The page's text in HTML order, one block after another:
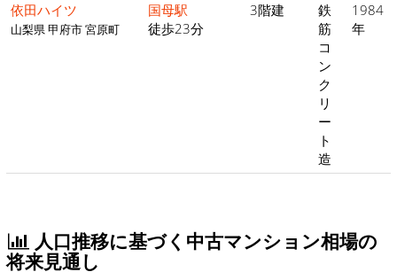
依田ハイツ
山梨県 甲府市 宮原町
国母駅
徒歩23分
3階建
鉄
筋
コ
ン
ク
リ
ー
ト
造
1984
年
人口推移に基づく中古マンション相場の
将来見通し